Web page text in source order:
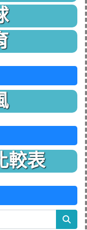
較表